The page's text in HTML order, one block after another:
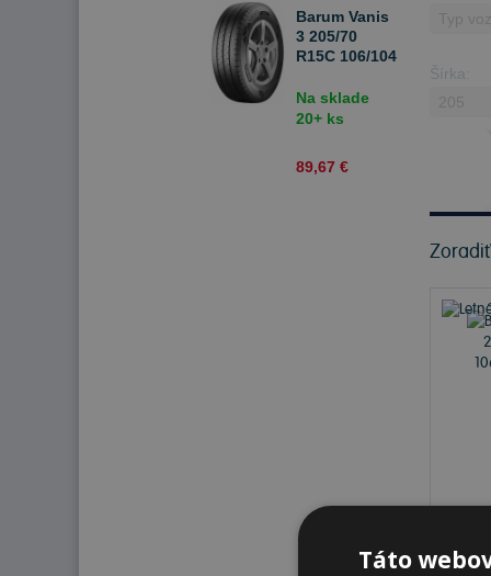
Barum Vanis
3 205/70
R15C 106/104
Na sklade
20+ ks
89,67 €
Šírka:
K
Táto